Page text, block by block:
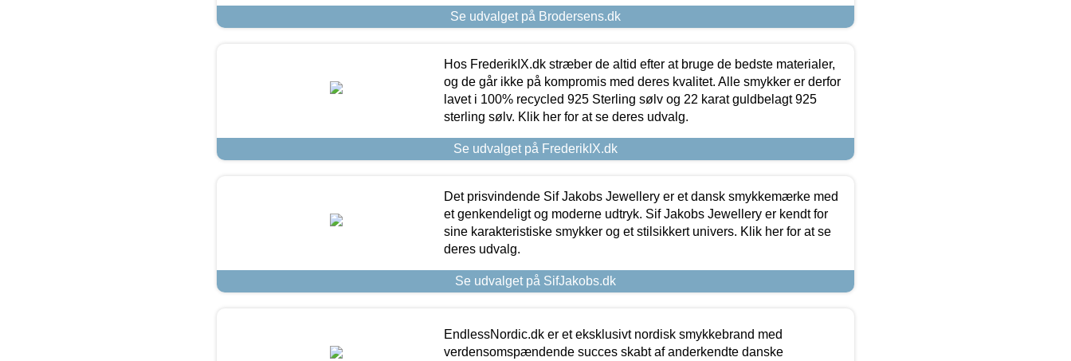
Se udvalget på Brodersens.dk
Hos FrederikIX.dk stræber de altid efter at bruge de bedste materialer,
og de går ikke på kompromis med deres kvalitet. Alle smykker er derfor
lavet i 100% recycled 925 Sterling sølv og 22 karat guldbelagt 925
sterling sølv. Klik her for at se deres udvalg.
Se udvalget på FrederikIX.dk
Det prisvindende Sif Jakobs Jewellery er et dansk smykkemærke med
et genkendeligt og moderne udtryk. Sif Jakobs Jewellery er kendt for
sine karakteristiske smykker og et stilsikkert univers. Klik her for at se
deres udvalg.
Se udvalget på SifJakobs.dk
EndlessNordic.dk er et eksklusivt nordisk smykkebrand med
verdensomspændende succes skabt af anderkendte danske